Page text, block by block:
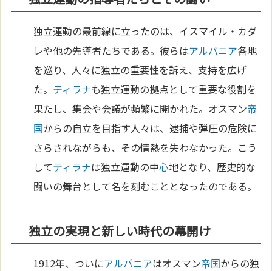
独立運動の最前線に立ったのは、イスマイル・カダ
レや他の先導者たちである。彼らはアルバニア各地
を巡り、人々に独立の重要性を訴え、支持を広げ
た。 ティラナも独立運動の拠点として重要な役割を
果たし、集会や会議が頻繁に開かれた。オスマン帝
国からの自立を目指す人々は、逮捕や弾圧の危険に
さらされながらも、その情熱を失わなかった。こう
してティラナは独立運動の中心地となり、歴史的な
闘いの舞台として名を刻むこととなったのである。
独立の実現と新しい時代の幕開け
1912年、ついにアルバニアはオスマン帝国からの独